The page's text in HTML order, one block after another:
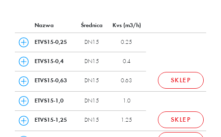
Nazwa Średnica Kvs (m3/h)
ETVS15-0,25 DN15 0.25
ETVS15-0,4 DN15 0.4
ETVS15-0,63 DN15 0.63 SKLEP
ETVS15-1,0 DN15 1.0
ETVS15-1,25 DN15 1.25 SKLEP